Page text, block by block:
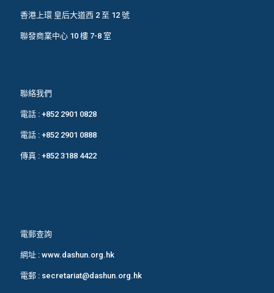
香港上環 皇后大道西 2 至 12 號
聯發商業中心 10 樓 7-8 室
聯絡我們
電話 : +852 2901 0828
電話 : +852 2901 0888
傳真 : +852 3188 4422
電郵查詢
網址 : www.dashun.org.hk
電郵 : secretariat@dashun.org.hk